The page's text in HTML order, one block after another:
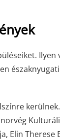
Ilyen
Elin Therese